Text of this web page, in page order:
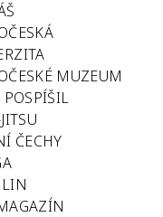
MUZEUM
POSPÍŠIL
ČECHY